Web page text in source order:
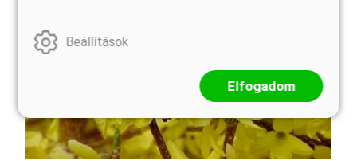
Beállítások
Elfogadom